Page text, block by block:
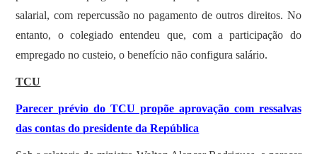
salarial, com repercussão no pagamento de outros direitos. No
entanto, o colegiado entendeu que, com a participação do
empregado no custeio, o benefício não configura salário.
TCU
Parecer prévio do TCU propõe aprovação com ressalvas
das contas do presidente da República